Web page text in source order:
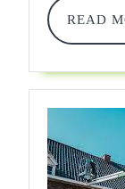
READ